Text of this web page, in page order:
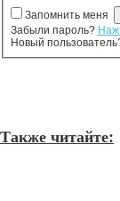
Запомнить меня
Забыли пароль?
Новый
Также читайте: